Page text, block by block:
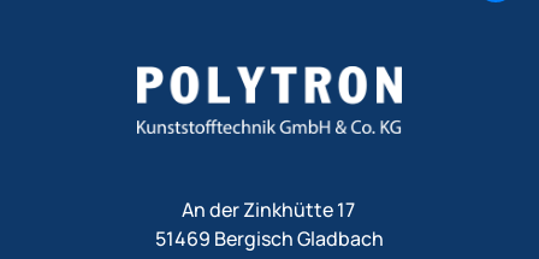
An der Zinkhütte 17
51469 Bergisch Gladbach